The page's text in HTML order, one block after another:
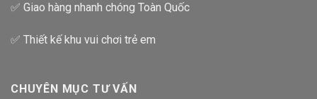
✅ Giao hàng nhanh chóng Toàn Quốc
✅ Thiết kế khu vui chơi trẻ em
CHUYÊN MỤC TƯ VẤN